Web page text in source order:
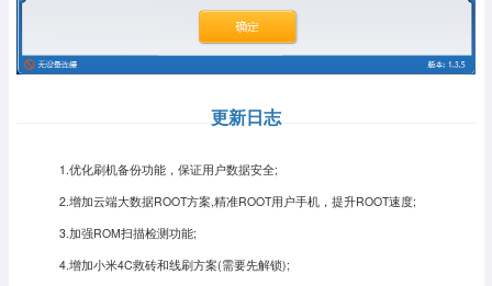
更新日志
1.优化刷机备份功能，保证用户数据安全;
2.增加云端大数据ROOT方案,精准ROOT用户手机，提升ROOT速度;
3.加强ROM扫描检测功能;
4.增加小米4C救砖和线刷方案(需要先解锁);